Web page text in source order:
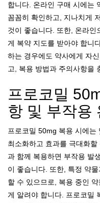
합니다. 온라인 구매 시에는
꼼꼼히 확인하고, 지나치게
것이 좋습니다. 또한, 온라인
게 복약 지도를 받아야 합니
하는 경우에도 약사에게 자
고, 복용 방법과 주의사항을
프로코밀
항 및 부작용
프로코밀 50mg 복용 시에는
최소화하고 효과를 극대화
과 함께 복용하면 부작용 발
이 좋습니다. 또한, 특정 약
할 수 있으므로, 복용 중인
게 알려야 합니다. 프로코밀